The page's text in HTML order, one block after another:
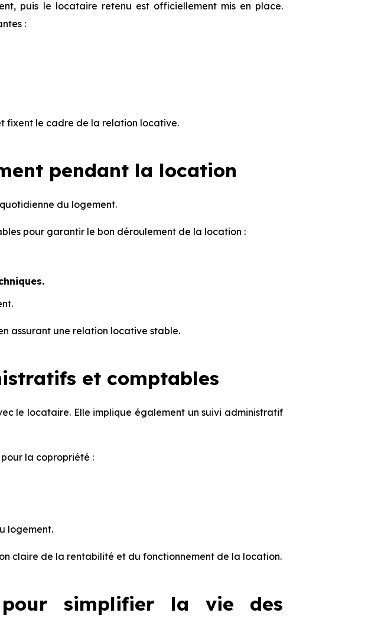
puis le locataire retenu est officiellement mis en place.
:
fixent le cadre de la relation locative.
pendant la location
du logement.
pour garantir le bon déroulement de la location :
assurant une relation locative stable.
et comptables
le locataire. Elle implique également un suivi administratif
la copropriété :
logement.
claire de la rentabilité et du fonctionnement de la location.
simplifier la vie des